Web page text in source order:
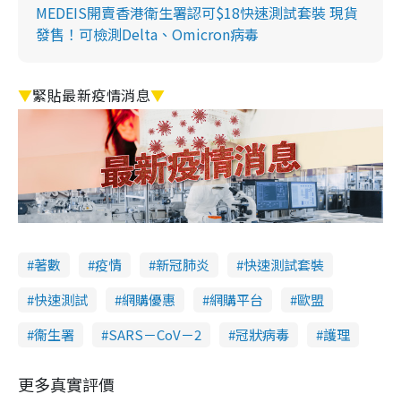
MEDEIS開賣香港衛生署認可$18快速測試套裝 現貨
發售！可檢測Delta、Omicron病毒
▼緊貼最新疫情消息▼
著數 疫情 新冠肺炎
快速測試套裝
快速測試
網購優惠 網購平台
歐盟
衞生署
SARS－CoV－2 冠狀病毒 護理
更多真實評價